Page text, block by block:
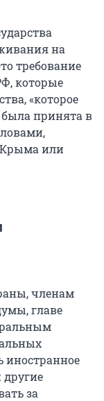
на
требование
которые
«которое
принята в
Крыма или
членам
главе
иностранное
другие
за